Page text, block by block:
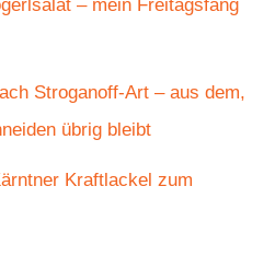
– mein Freitagsfang
Stroganoff-Art – aus dem,
übrig bleibt
Kraftlackel zum